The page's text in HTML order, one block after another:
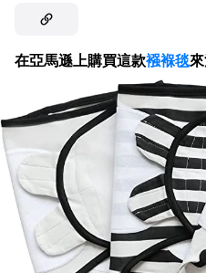
在亞馬遜上購買這款襁褓毯